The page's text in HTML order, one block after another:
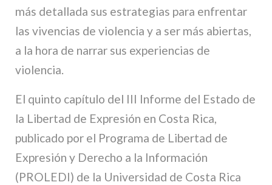
más detallada sus estrategias para enfrentar
las vivencias de violencia y a ser más abiertas,
a la hora de narrar sus experiencias de
violencia.
El quinto capítulo del III Informe del Estado de
la Libertad de Expresión en Costa Rica,
publicado por el Programa de Libertad de
Expresión y Derecho a la Información
(PROLEDI) de la Universidad de Costa Rica